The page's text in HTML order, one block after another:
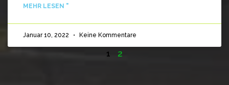
MEHR LESEN "
Januar 10, 2022 Keine Kommentare
1 2